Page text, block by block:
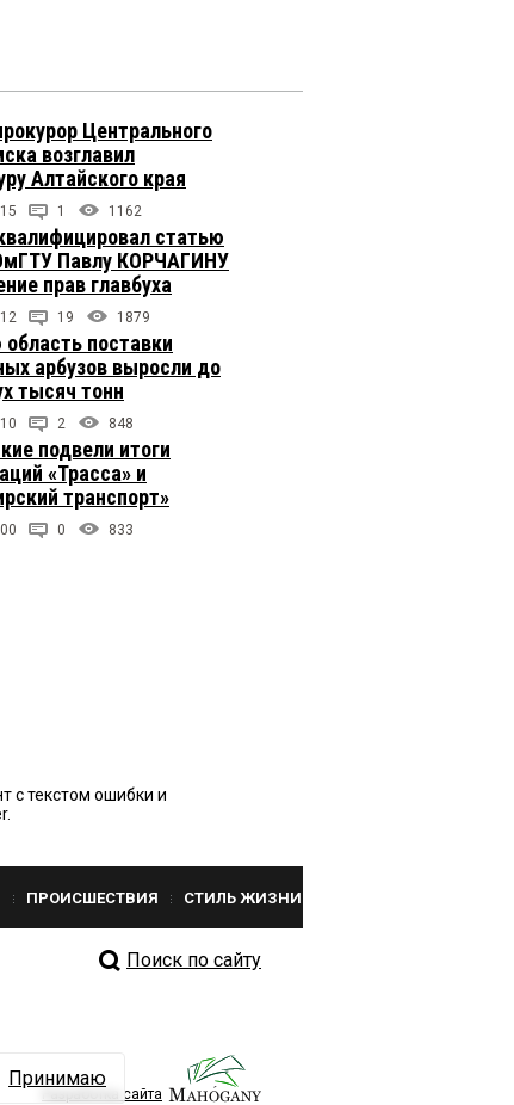
Центрального
возглавил
Алтайского края
1 1162
статью
Павлу КОРЧАГИНУ
прав главбуха
19 1879
поставки
арбузов выросли до
тысяч тонн
2 848
подвели итоги
«Трасса» и
транспорт»
0 833
с текстом ошибки и
ПРОИСШЕСТВИЯ СТИЛЬ ЖИЗНИ
Поиск по сайту
Разработка сайта
Принимаю